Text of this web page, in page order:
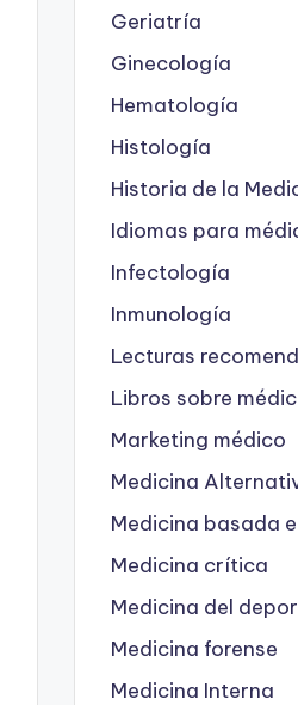
Geriatría
Ginecología
Hematología
Histología
Historia de la
Idiomas para
Infectología
Inmunología
Lecturas
Libros sobre
Marketing médico
Medicina
Medicina basada
Medicina crítica
Medicina del
Medicina forense
Medicina Interna